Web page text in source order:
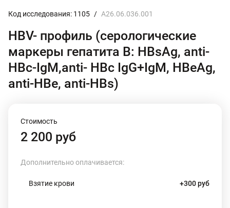
Код исследования: 1105 / A26.06.036.001
HBV- профиль (серологические
маркеры гепатита В: HBsAg, anti-
HBc-IgM,anti- HBc IgG+IgМ, HBeAg,
anti-HBe, anti-HBs)
Стоимость
2 200 руб
Дополнительно оплачивается:
Взятие крови +300 руб